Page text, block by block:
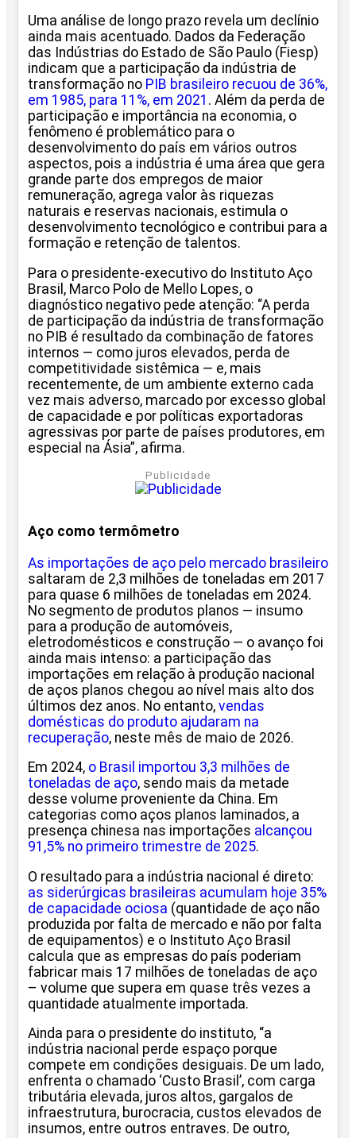
Uma análise de longo prazo revela um declínio
ainda mais acentuado. Dados da Federação
das Indústrias do Estado de São Paulo (Fiesp)
indicam que a participação da indústria de
transformação no PIB brasileiro recuou de 36%,
em 1985, para 11%, em 2021 . Além da perda de
participação e importância na economia, o
fenômeno é problemático para o
desenvolvimento do país em vários outros
aspectos, pois a indústria é uma área que gera
grande parte dos empregos de maior
remuneração, agrega valor às riquezas
naturais e reservas nacionais, estimula o
desenvolvimento tecnológico e contribui para a
formação e retenção de talentos.
Para o presidente-executivo do Instituto Aço
Brasil, Marco Polo de Mello Lopes, o
diagnóstico negativo pede atenção: “A perda
de participação da indústria de transformação
no PIB é resultado da combinação de fatores
internos — como juros elevados, perda de
competitividade sistêmica — e, mais
recentemente, de um ambiente externo cada
vez mais adverso, marcado por excesso global
de capacidade e por políticas exportadoras
agressivas por parte de países produtores, em
especial na Ásia”, afirma.
Publicidade
Aço como termômetro
As importações de aço pelo mercado brasileiro
saltaram de 2,3 milhões de toneladas em 2017
para quase 6 milhões de toneladas em 2024.
No segmento de produtos planos — insumo
para a produção de automóveis,
eletrodomésticos e construção — o avanço foi
ainda mais intenso: a participação das
importações em relação à produção nacional
de aços planos chegou ao nível mais alto dos
últimos dez anos. No entanto, vendas
domésticas do produto ajudaram na
recuperação, neste mês de maio de 2026.
Em 2024, o Brasil importou 3,3 milhões de
toneladas de aço, sendo mais da metade
desse volume proveniente da China. Em
categorias como aços planos laminados, a
presença chinesa nas importações alcançou
91,5% no primeiro trimestre de 2025.
O resultado para a indústria nacional é direto:
as siderúrgicas brasileiras acumulam hoje 35%
de capacidade ociosa (quantidade de aço não
produzida por falta de mercado e não por falta
de equipamentos) e o Instituto Aço Brasil
calcula que as empresas do país poderiam
fabricar mais 17 milhões de toneladas de aço
– volume que supera em quase três vezes a
quantidade atualmente importada.
Ainda para o presidente do instituto, “a
indústria nacional perde espaço porque
compete em condições desiguais. De um lado,
enfrenta o chamado ‘Custo Brasil’, com carga
tributária elevada, juros altos, gargalos de
infraestrutura, burocracia, custos elevados de
insumos, entre outros entraves. De outro,